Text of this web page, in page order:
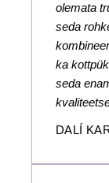
olemata
seda
ka
seda
DALÍ